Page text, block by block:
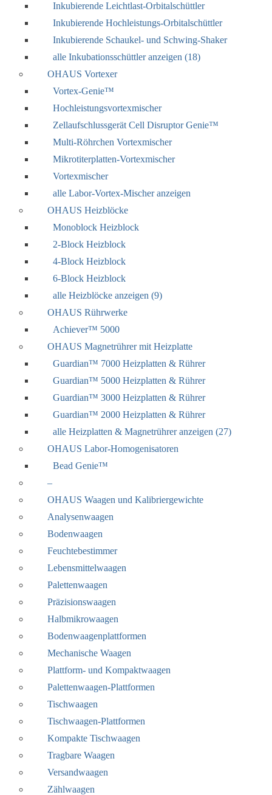
Inkubierende Leichtlast-Orbitalschüttler
Inkubierende Hochleistungs-Orbitalschüttler
Inkubierende Schaukel- und Schwing-Shaker
alle Inkubationsschüttler anzeigen (18)
OHAUS Vortexer
Vortex-Genie™
Hochleistungsvortexmischer
Zellaufschlussgerät Cell Disruptor Genie™
Multi-Röhrchen Vortexmischer
Mikrotiterplatten-Vortexmischer
Vortexmischer
alle Labor-Vortex-Mischer anzeigen
OHAUS Heizblöcke
Monoblock Heizblock
2-Block Heizblock
4-Block Heizblock
6-Block Heizblock
alle Heizblöcke anzeigen (9)
OHAUS Rührwerke
Achiever™ 5000
OHAUS Magnetrührer mit Heizplatte
Guardian™ 7000 Heizplatten & Rührer
Guardian™ 5000 Heizplatten & Rührer
Guardian™ 3000 Heizplatten & Rührer
Guardian™ 2000 Heizplatten & Rührer
alle Heizplatten & Magnetrührer anzeigen (27)
OHAUS Labor-Homogenisatoren
Bead Genie™
–
OHAUS Waagen und Kalibriergewichte
Analysenwaagen
Bodenwaagen
Feuchtebestimmer
Lebensmittelwaagen
Palettenwaagen
Präzisionswaagen
Halbmikrowaagen
Bodenwaagenplattformen
Mechanische Waagen
Plattform- und Kompaktwaagen
Palettenwaagen-Plattformen
Tischwaagen
Tischwaagen-Plattformen
Kompakte Tischwaagen
Tragbare Waagen
Versandwaagen
Zählwaagen